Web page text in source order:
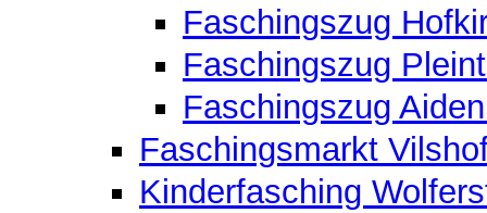
Faschingszug
Faschingszug
Faschingszug
Faschingsmarkt
Kinderfasching